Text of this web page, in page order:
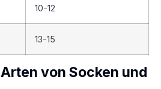
10-12
13-15
von Socken und